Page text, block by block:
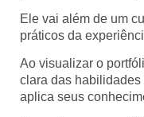
Ele vai além de um
práticos da
Ao visualizar o
clara das
aplica seus